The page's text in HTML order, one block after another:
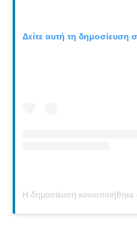
Δείτε αυτή τη δημοσίευση